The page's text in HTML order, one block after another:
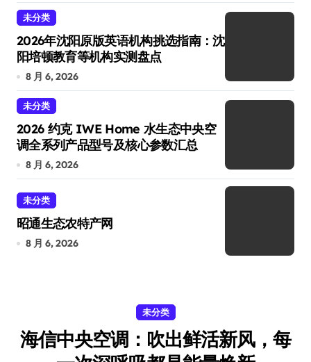
未分类
2026年沈阳原版英语机构挑选指南：沈
阳培顿教育等机构实测盘点
8 月 6, 2026
未分类
2026 约克 IWE Home 水生态中央空
调全系列产品型号及核心参数汇总
8 月 6, 2026
未分类
昭通生态农特产网
8 月 6, 2026
未分类
海信中央空调：吹出鲜活新风，每